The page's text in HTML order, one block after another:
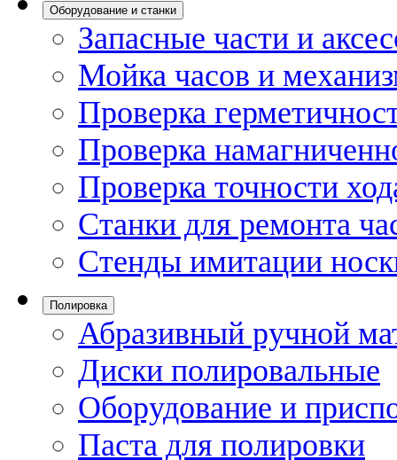
Оборудование и станки
Запасные части и
Мойка часов и
Проверка
Проверка
Проверка точности
Станки для ремонта
Стенды имитации
Полировка
Абразивный ручной
Диски полировальные
Оборудование и
Паста для полировки